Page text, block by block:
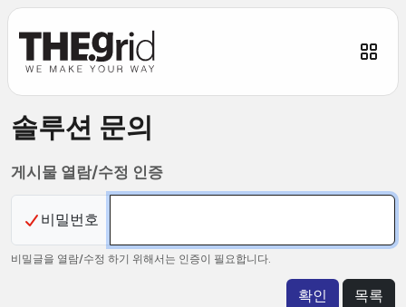
솔루션문의
게시물열람/수정인증
비밀번호
비밀글을열람/수정하기위해서는인증이필요합니다.
확인 목록